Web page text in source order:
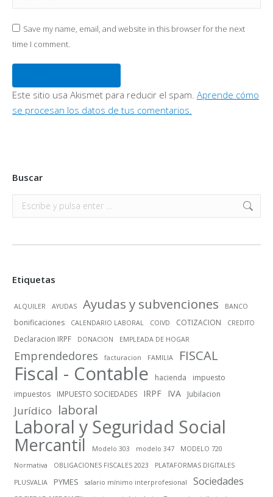
Save my name, email, and website in this browser for the next
time I comment.
Este sitio usa Akismet para reducir el spam. Aprende cómo
se procesan los datos de tus comentarios.
Buscar
Buscar:
Etiquetas
ALQUILER AYUDAS Ayudas y subvenciones BANCO
bonificaciones CALENDARIO LABORAL COIVD COTIZACION CREDITO
Declaracion IRPF DONACION EMPLEADA DE HOGAR
Emprendedores facturacion FAMILIA FISCAL
Fiscal - Contable hacienda
impuesto
impuestos
IMPUESTO SOCIEDADES IRPF IVA Jubilacion
Jurídico laboral
Laboral y Seguridad Social
Mercantil Modelo 303 modelo 347
MODELO 720
Normativa
OBLIGACIONES FISCALES 2023
PLATAFORMAS DIGITALES
PLUSVALIA
PYMES salario mínimo interprofesional Sociedades